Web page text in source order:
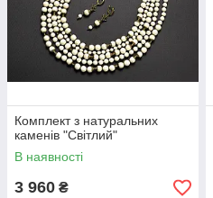
Комплект з натуральних
каменів "Світлий"
В наявності
3 960 ₴